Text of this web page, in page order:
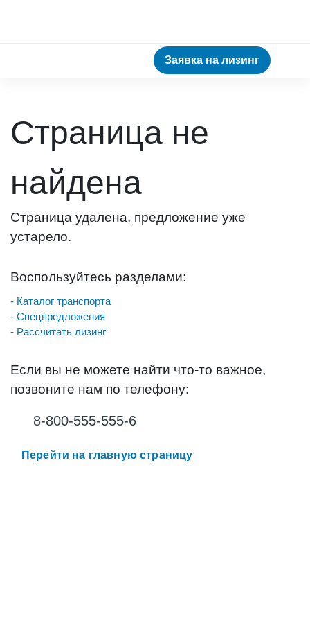
Заявка на лизинг
Страница не
найдена
Страница удалена, предложение уже
устарело.
Воспользуйтесь разделами:
- Каталог транспорта
- Спецпредложения
- Рассчитать лизинг
Если вы не можете найти что-то важное,
позвоните нам по телефону:
8-800-555-555-6
Перейти на главную страницу